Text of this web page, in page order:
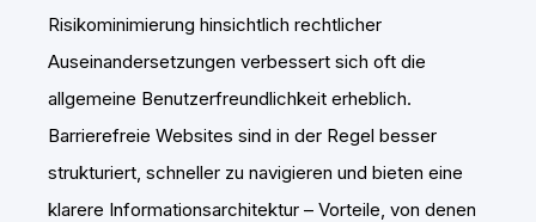
Risikominimierung hinsichtlich rechtlicher
Auseinandersetzungen verbessert sich oft die
allgemeine Benutzerfreundlichkeit erheblich.
Barrierefreie Websites sind in der Regel besser
strukturiert, schneller zu navigieren und bieten eine
klarere Informationsarchitektur – Vorteile, von denen